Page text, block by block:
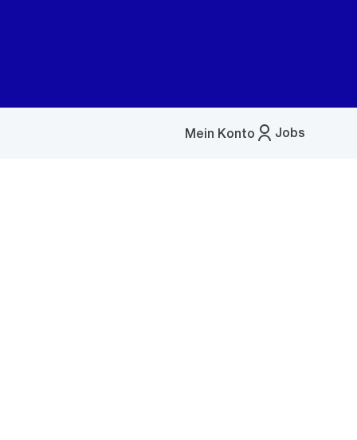
Jobs
Mein Konto
Menü